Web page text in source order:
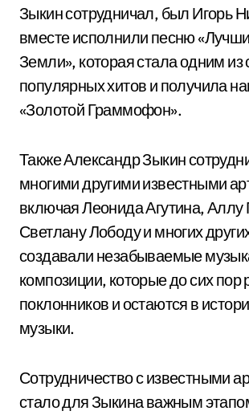
Зыкин сотрудничал, был Игорь
вместе исполнили песню
Земли», которая стала одним
популярных хитов и получила
«Золотой Граммофон».
Также Александр Зыкин
многими другими известными
включая Леонида Агутина, Аллу
Светлану Лободу и многих
создавали незабываемые
композиции, которые до сих пор
поклонников и остаются в
музыки.
Сотрудничество с известными
стало для Зыкина важным